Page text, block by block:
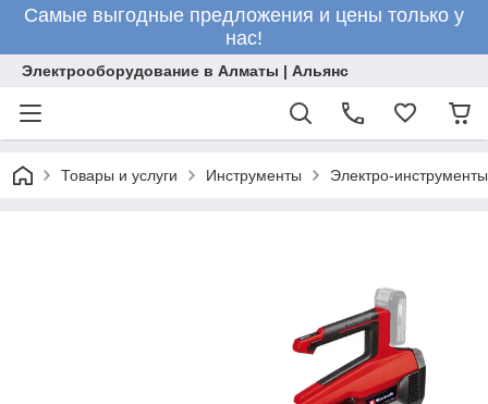
Самые выгодные предложения и цены только у
нас!
Электрооборудование в Алматы | Альянс
Товары и услуги Инструменты Электро-